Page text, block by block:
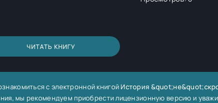
ЧИТАТЬ КНИГУ
с электронной книгой История
мы рекомендуем приобрести лицензионную версию и